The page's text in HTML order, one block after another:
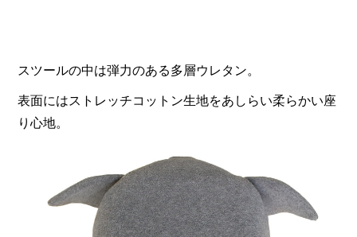
スツールの中は弾力のある多層ウレタン。
表面にはストレッチコットン生地をあしらい柔らかい座
り心地。